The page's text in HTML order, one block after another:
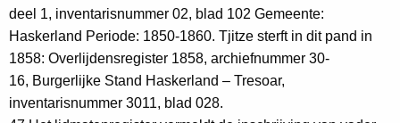
deel 1, inventarisnummer 02, blad 102 Gemeente:
Haskerland Periode: 1850-1860. Tjitze sterft in dit pand in
1858: Overlijdensregister 1858, archiefnummer 30-
16, Burgerlijke Stand Haskerland – Tresoar,
inventarisnummer 3011, blad 028.